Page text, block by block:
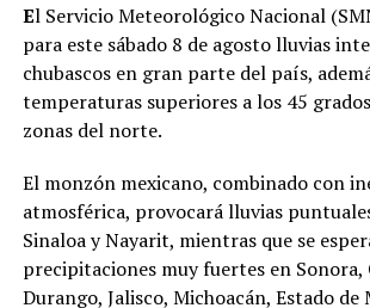
El Servicio Meteorológico Nacional
para este sábado 8 de agosto lluvias
chubascos en gran parte del país,
temperaturas superiores a los 45
zonas del norte.
El monzón mexicano, combinado con
atmosférica, provocará lluvias
Sinaloa y Nayarit, mientras que se
precipitaciones muy fuertes en Sonora,
Durango, Jalisco, Michoacán, Estado de